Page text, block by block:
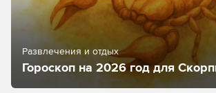
Развлечения и отдых
Гороскоп на 2026 год для